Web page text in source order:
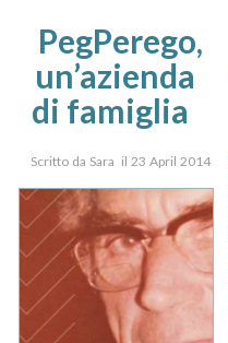
PegPerego,
un’azienda
di famiglia
Scritto da Sara il 23 April 2014